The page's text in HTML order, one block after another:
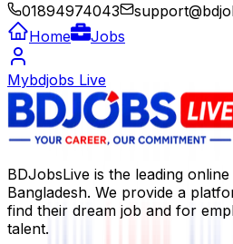
01894974043
Home
Jobs
Mybdjobs Live
BDJobsLive is the leading
Bangladesh. We provide a
find their dream job and for
talent.